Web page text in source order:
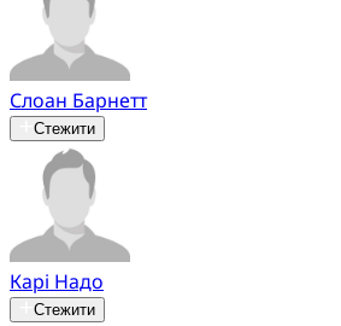
Слоан Барнетт
Стежити
Карі Надо
Стежити